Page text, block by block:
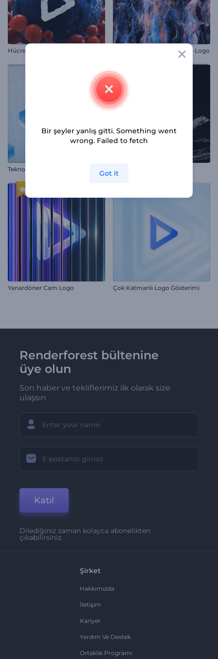
Yükselen Parçacık Dalgaları Logo
T
eknolojik Cam Küpler Giriş Videosu Kaya Tabanlı Alevli İntro
Yanardöner Cam Logo Çok Katmanlı Logo Gösterimi
Renderforest bültenine
üye olun
Son haber ve tekliflerimiz ilk olarak size
ulaşsın
Katıl
Dilediğiniz zaman kolayca abonelikten
çıkabilirsiniz.
Şirket
Hakkımızda
İletişim
Kariyer
Yardım Ve Destek
Ortaklık Programı
Bir şeyler yanlış gitti. Something went
wrong. Failed to fetch
Got it